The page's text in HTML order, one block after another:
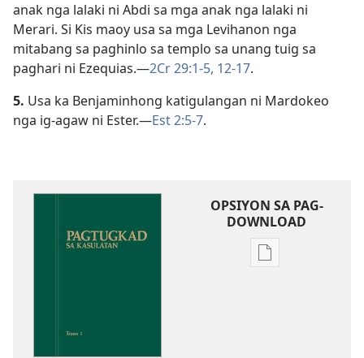
anak nga lalaki ni Abdi sa mga anak nga lalaki ni
Merari. Si Kis maoy usa sa mga Levihanon nga
mitabang sa paghinlo sa templo sa unang tuig sa
paghari ni Ezequias.​—2Cr 29:1-5, 12-17.
5. Usa ka Benjaminhong katigulangan ni Mardokeo
nga ig-agaw ni Ester.​—Est 2:5-7.
OPSIYON SA PAG-
DOWNLOAD
Opsiyon